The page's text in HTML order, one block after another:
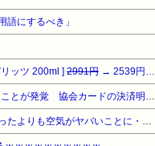
語にするべき」
ッツ 200ml ] 2991円 → 2539円 （13:00時点）
【サッカー界激震】韓国サッカー協会、W杯予選の審判に“性接待”していたことが発覚 協会カードの決済明細まで見つかる
【動画】ショートスリーパー堀大輔さん、対面で高須幹弥氏にガチギレ 思ったよりも空気がヤバいことに・・・